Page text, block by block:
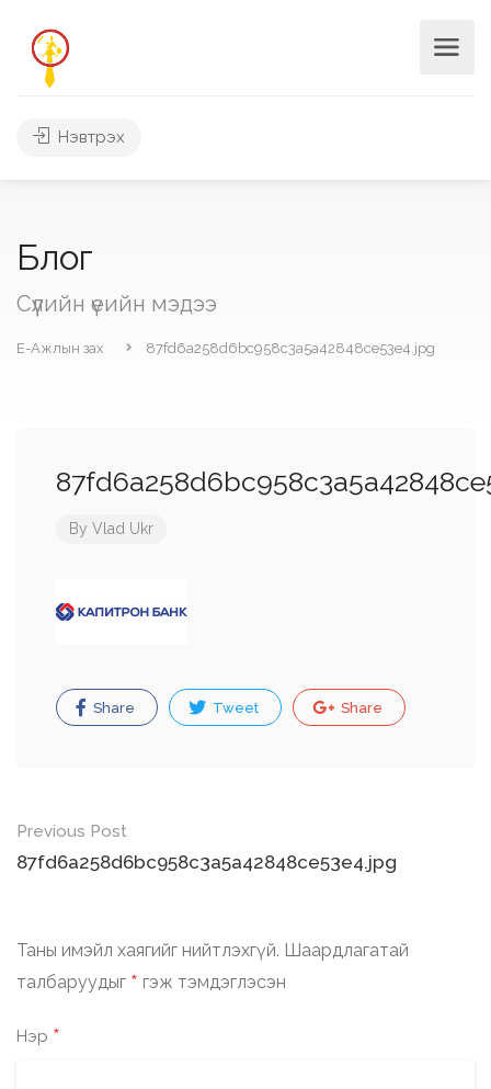
Нэвтрэх
Блог
Сүүлийн үеийн мэдээ
Е-Ажлын зах 87fd6a258d6bc958c3a5a42848ce53e4.jpg
By Vlad Ukr
Share Tweet Share
Post
navigation
Previous Post
87fd6a258d6bc958c3a5a42848ce53e4.jpg
Таны имэйл хаягийг нийтлэхгүй. Шаардлагатай
талбаруудыг * гэж тэмдэглэсэн
Нэр *